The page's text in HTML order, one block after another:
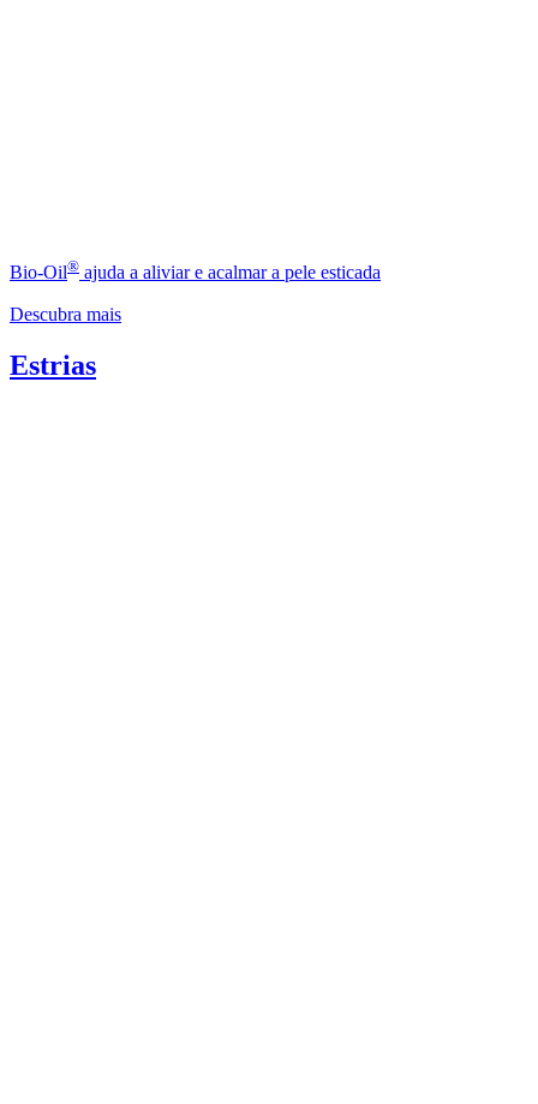
Bio-Oil® ajuda a aliviar e acalmar a pele esticada
Descubra mais
Estrias